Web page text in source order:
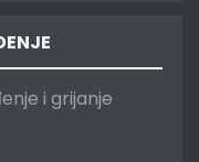
i grijanje